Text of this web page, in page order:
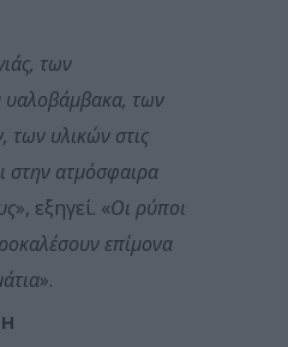
των
υαλοβάμβακα, των
των υλικών στις
στην ατμόσφαιρα
», εξηγεί. «Οι ρύποι
επίμονα
».